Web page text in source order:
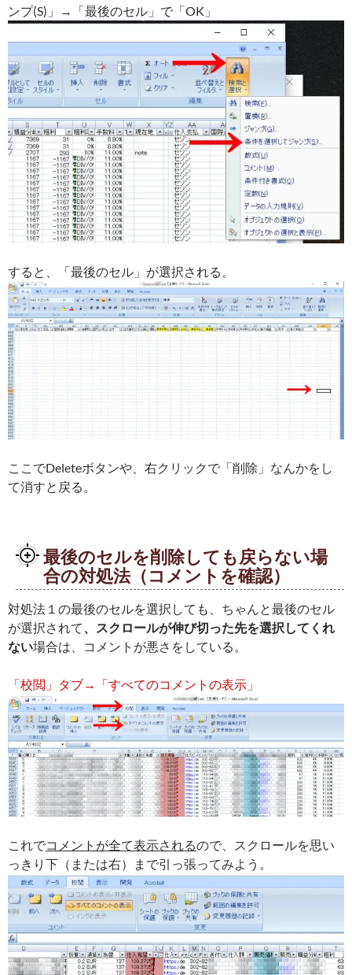
ンプ(S)」→「最後のセル」で「OK」
すると、「最後のセル」が選択される。
ここでDeleteボタンや、右クリックで「削除」なんかをし
て消すと戻る。
最後のセルを削除しても戻らない場
合の対処法（コメントを確認）
対処法１の最後のセルを選択しても、ちゃんと最後のセル
が選択されて、スクロールが伸び切った先を選択してくれ
ない場合は、コメントが悪さをしている。
「校閲」タブ→「すべてのコメントの表示」
これでコメントが全て表示されるので、スクロールを思い
っきり下（または右）まで引っ張ってみよう。